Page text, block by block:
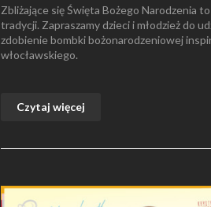
Zbliżające się Święta Bożego Narodzenia
tradycji. Zapraszamy dzieci i młodzież do
zdobienie bombki bożonarodzeniowej
włocławskiego.
Czytaj więcej